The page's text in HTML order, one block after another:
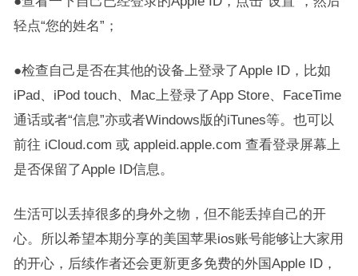
轻点“您的姓名”；
●检查自己是否在其他的设备上登录了Apple ID，比如
iPad、iPod touch、Mac上登录了App Store、FaceTime
通话或者“信息”亦或者Windows版的iTunes等。也可以
前往 iCloud.com 或 appleid.apple.com 查看登录屏幕上
是否保留了Apple ID信息。
生活可以丢掉很多的身外之物，但不能丢掉自己的开
心。所以希望本期分享的美国苹果ios账号能够让大家用
的开心，后续作者还会更新更多免费的外国Apple ID，